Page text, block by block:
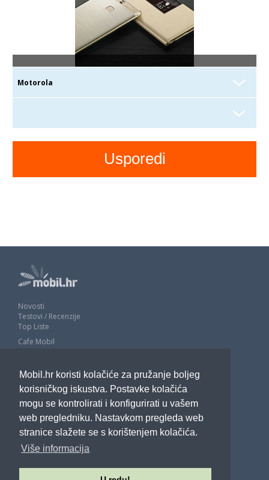
Mobil.hr koristi kolačiće za pružanje boljeg
korisničkog iskustva. Postavke kolačića
mogu se kontrolirati i konfigurirati u vašem
web pregledniku. Nastavkom pregleda web
stranice slažete se s korištenjem kolačića.
Više informacija
Novosti
Testovi / Recenzije
Top Liste
Cafe Mobil
Impressum
Marketing
Pravne odredbe
Izjava o privatnosti
POTRAŽITE NAS